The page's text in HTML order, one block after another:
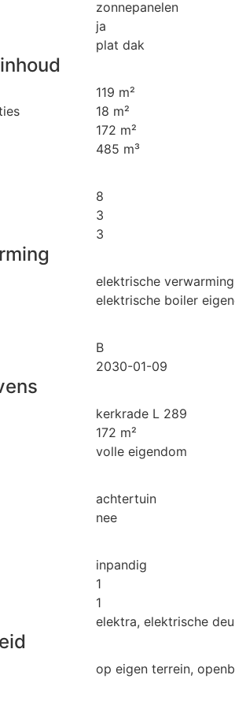
zonnepanelen
ja
plat dak
119 m²
18 m²
172 m²
485 m³
8
3
3
elektrische
elektrische boiler
B
2030-01-09
kerkrade L 289
172 m²
volle eigendom
achtertuin
nee
inpandig
1
1
elektra, elektrische
op eigen terrein,